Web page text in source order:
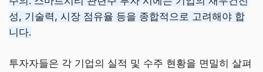
성, 기술력, 시장 점유율 등을 종합적으로 고려해야 합
니다.
투자자들은 각 기업의 실적 및 수주 현황을 면밀히 살펴